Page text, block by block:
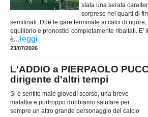
stata una serata
sorprese nei quarti di
semifinali. Due le gare terminate ai calci di
equilibrio e pronostici completamente ribaltati. E'
è... leggi
23/07/2026
L'ADDIO a PIERPAOLO
dirigente d'altri tempi
Si è sentito male giovedì scorso, una breve
malattia e purtroppo dobbiamo salutare per
sempre un altro grande personaggio del calcio